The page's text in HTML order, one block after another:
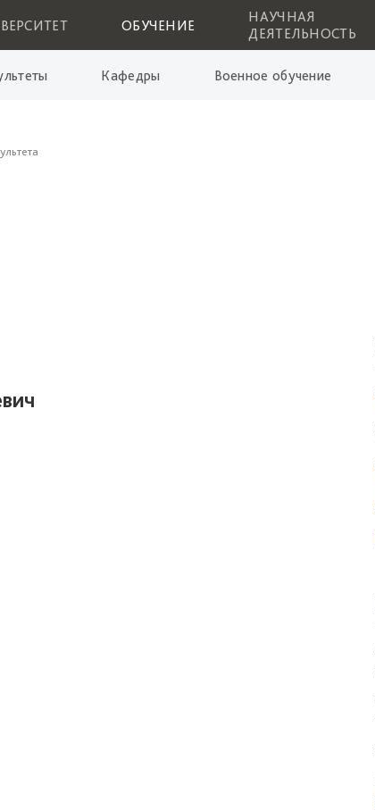
ОБУЧЕНИЕ
НАУЧНАЯ
ДЕЯТЕЛЬНОСТЬ
Кафедры Военное обучение